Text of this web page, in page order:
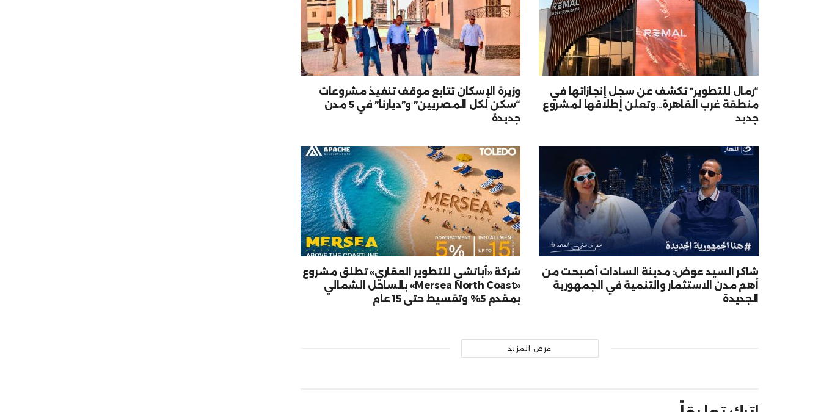
“رمال للتطوير” تكشف عن سجل إنجازاتها في
منطقة غرب القاهرة…وتعلن إطلاقها لمشروع
جديد
وزيرة الإسكان تتابع موقف تنفيذ مشروعات
“سكن لكل المصريين” و”ديارنا” في 5 مدن
جديدة
شاكر السيد عوض: مدينة السادات أصبحت من
أهم مدن الاستثمار والتنمية في الجمهورية
الجديدة
شركة «أباتشي للتطوير العقاري» تطلق مشروع
«Mersea North Coast» بالساحل الشمالي
بمقدم 5% وتقسيط حتى 15 عام
عرض المزيد